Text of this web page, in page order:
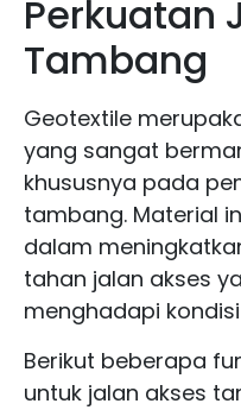
Perkuatan
Tambang
Geotextile
yang sangat
khususnya pada
tambang. Material
dalam
tahan jalan akses
menghadapi
Berikut beberapa
untuk jalan akses